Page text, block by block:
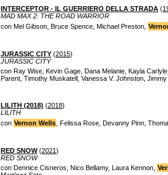
INTERCEPTOR - IL GUERRIERO DELLA STRADA (
MAD MAX 2: THE ROAD WARRIOR
con Mel Gibson, Bruce Spence, Michael Preston,
JURASSIC CITY (2015)
JURASSIC CITY
con Ray Wise, Kevin Gage, Dana Melanie, Kayla
Parent, Timothy Muskatell, Vanessa V. Johnston, Jimmy
LILITH (2018) (2018)
LILITH
con Vernon Wells , Felissa Rose, Devanny Pinn,
RED SNOW(2021)
RED SNOW
con Dennice Cisneros, Nico Bellamy, Laura Kennon,